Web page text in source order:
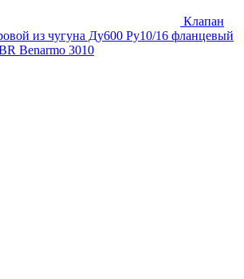
Клапан
из чугуна Ду600 Ру10/16 фланцевый
Benarmo 3010